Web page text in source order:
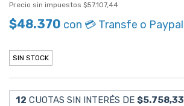
Precio sin impuestos $57.107,44
$48.370 con 💳 Transfe o Paypal
SIN STOCK
12 CUOTAS SIN INTERÉS DE $5.758,33